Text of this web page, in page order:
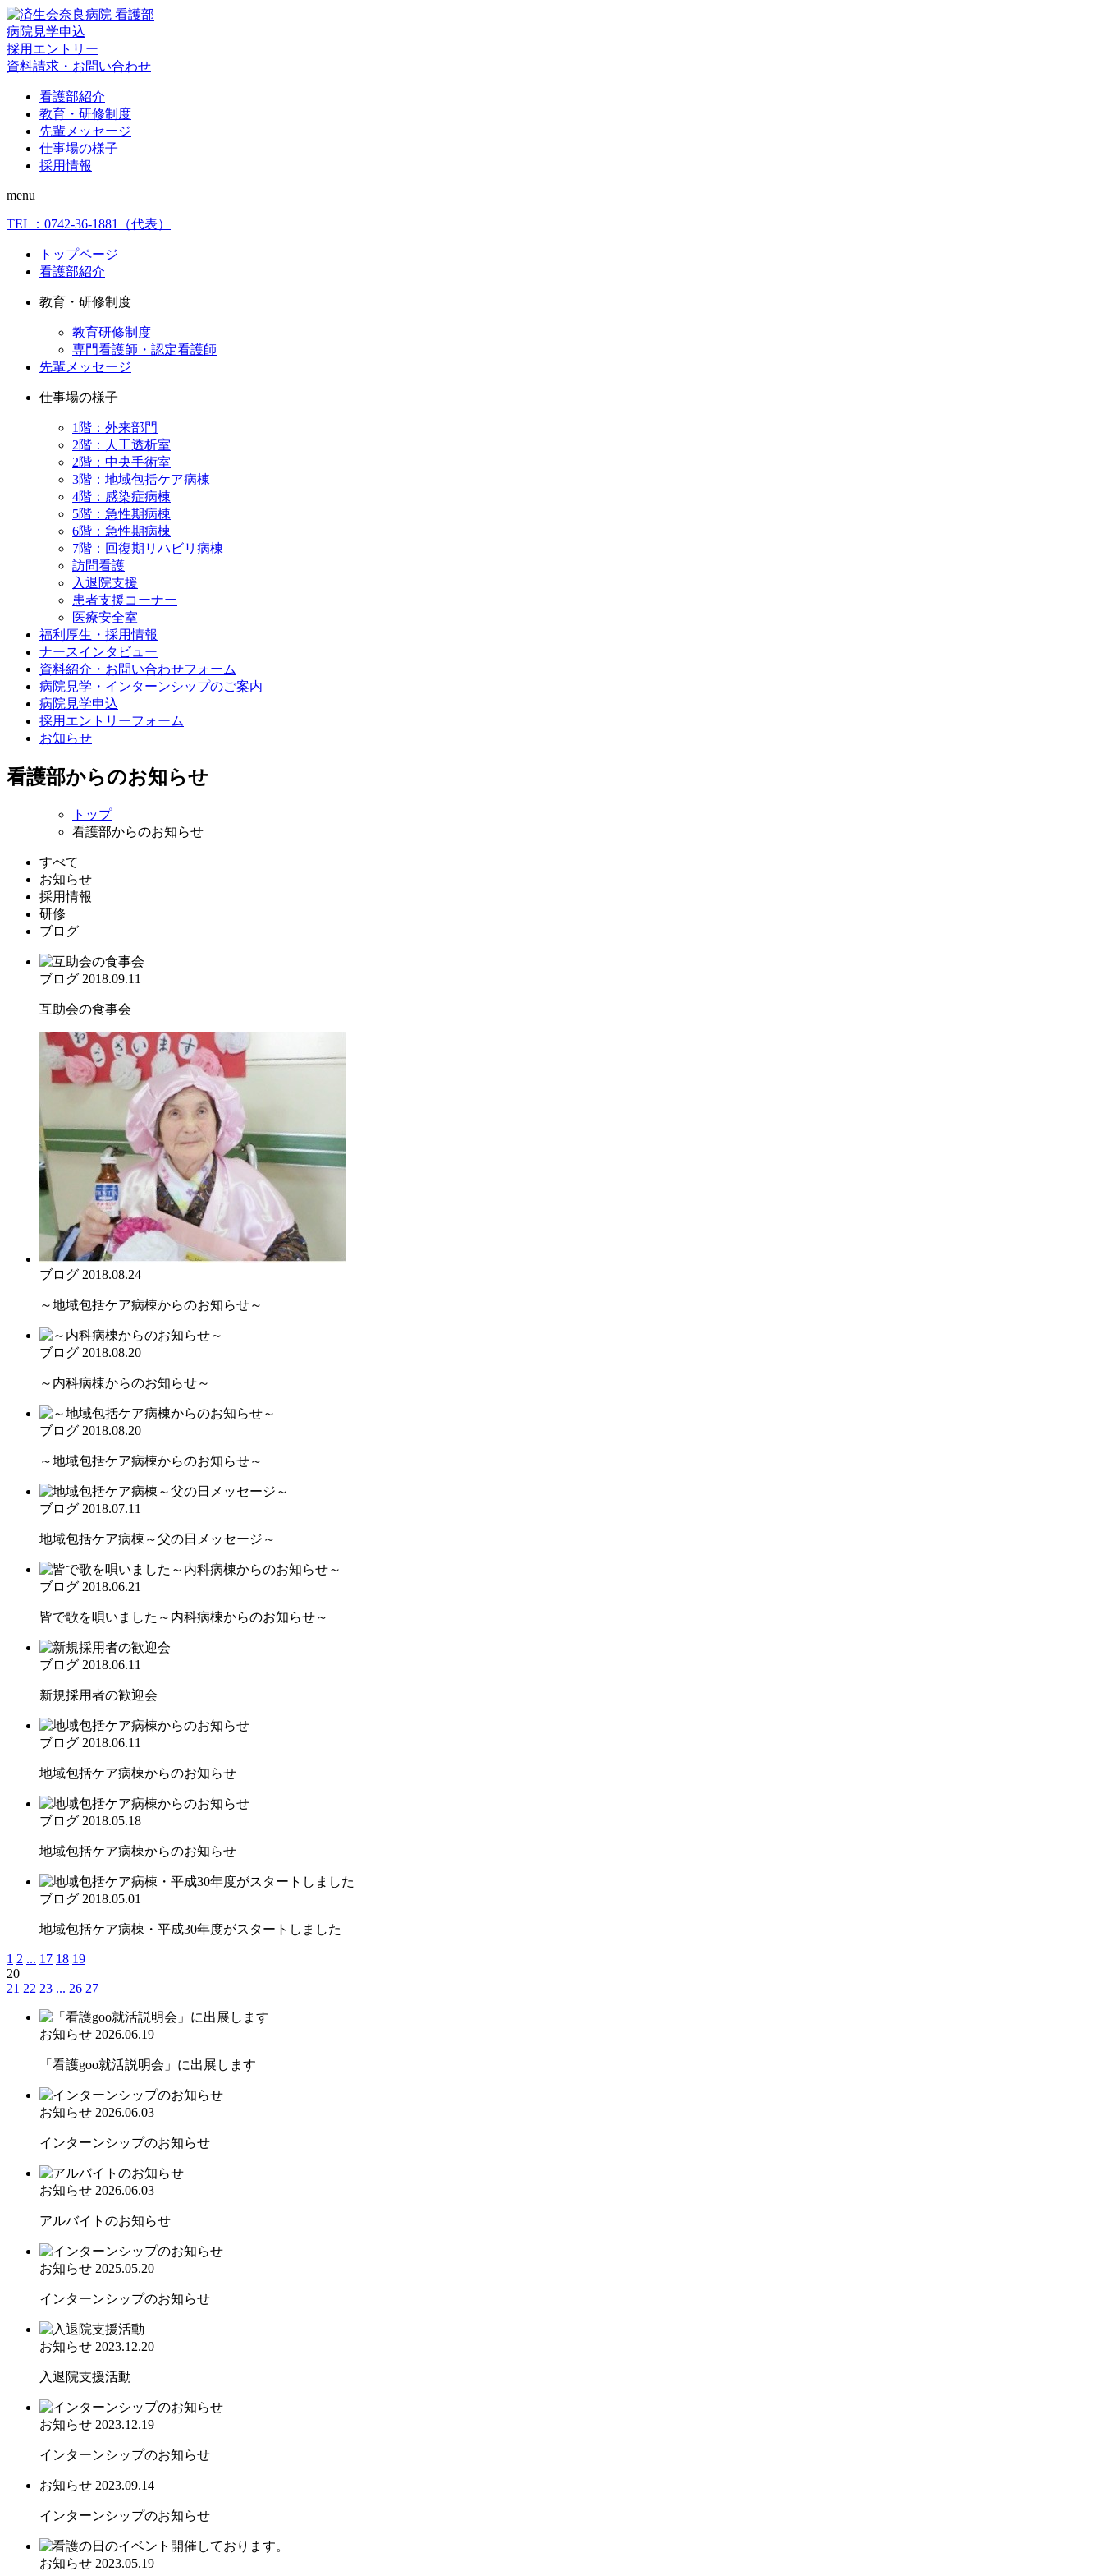
病院見学申込
採用エントリー
資料請求・お問い合わせ
看護部紹介
教育・研修制度
先輩メッセージ
仕事場の様子
採用情報
menu
TEL： 0742-36-1881 （代表）
トップページ
看護部紹介
教育・研修制度
教育研修制度
専門看護師・認定看護師
先輩メッセージ
仕事場の様子
1階：外来部門
2階：人工透析室
2階：中央手術室
3階：地域包括ケア病棟
4階：感染症病棟
5階：急性期病棟
6階：急性期病棟
7階：回復期リハビリ病棟
訪問看護
入退院支援
患者支援コーナー
医療安全室
福利厚生・採用情報
ナースインタビュー
資料紹介・お問い合わせフォーム
病院見学・インターンシップのご案内
病院見学申込
採用エントリーフォーム
お知らせ
看護部からのお知らせ
トップ
看護部からのお知らせ
すべて
お知らせ
採用情報
研修
ブログ
ブログ 2018.09.11
互助会の食事会
ブログ 2018.08.24
～地域包括ケア病棟からのお知らせ～
ブログ 2018.08.20
～内科病棟からのお知らせ～
ブログ 2018.08.20
～地域包括ケア病棟からのお知らせ～
ブログ 2018.07.11
地域包括ケア病棟～父の日メッセージ～
ブログ 2018.06.21
皆で歌を唄いました～内科病棟からのお知らせ～
ブログ 2018.06.11
新規採用者の歓迎会
ブログ 2018.06.11
地域包括ケア病棟からのお知らせ
ブログ 2018.05.18
地域包括ケア病棟からのお知らせ
ブログ 2018.05.01
地域包括ケア病棟・平成30年度がスタートしました
1 2 ... 17 18 19
20
21 22 23 ... 26 27
お知らせ 2026.06.19
「看護goo就活説明会」に出展します
お知らせ 2026.06.03
インターンシップのお知らせ
お知らせ 2026.06.03
アルバイトのお知らせ
お知らせ 2025.05.20
インターンシップのお知らせ
お知らせ 2023.12.20
入退院支援活動
お知らせ 2023.12.19
インターンシップのお知らせ
お知らせ 2023.09.14
インターンシップのお知らせ
お知らせ 2023.05.19